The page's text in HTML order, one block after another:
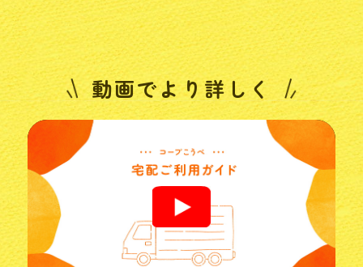
動画でより詳しく